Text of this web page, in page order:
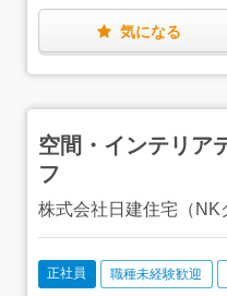
キャリアを築いてい
ください。★営業や設
関わることも多く「若
気になる
空間・インテリア
フ
株式会社日建住宅（NK
正社員 職種未経験歓迎